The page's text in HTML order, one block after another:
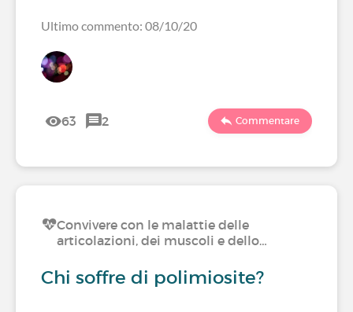
Ultimo commento: 08/10/20
63 2 Commentare
Convivere con le malattie delle
articolazioni, dei muscoli e dello…
Chi soffre di polimiosite?